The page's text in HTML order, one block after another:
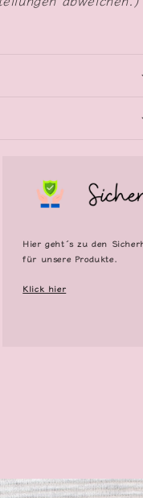
Hier geht´s zu den
für unsere Produkte.
Klick hier